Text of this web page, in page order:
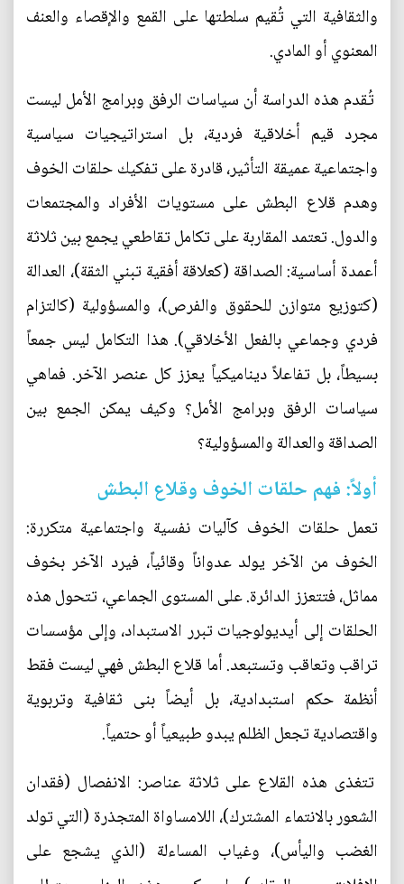
والثقافية التي تُقيم سلطتها على القمع والإقصاء والعنف
المعنوي أو المادي.
تُقدم هذه الدراسة أن سياسات الرفق وبرامج الأمل ليست
مجرد قيم أخلاقية فردية، بل استراتيجيات سياسية
واجتماعية عميقة التأثير، قادرة على تفكيك حلقات الخوف
وهدم قلاع البطش على مستويات الأفراد والمجتمعات
والدول. تعتمد المقاربة على تكامل تقاطعي يجمع بين ثلاثة
أعمدة أساسية: الصداقة (كعلاقة أفقية تبني الثقة)، العدالة
(كتوزيع متوازن للحقوق والفرص)، والمسؤولية (كالتزام
فردي وجماعي بالفعل الأخلاقي). هذا التكامل ليس جمعاً
بسيطاً، بل تفاعلاً ديناميكياً يعزز كل عنصر الآخر. فماهي
سياسات الرفق وبرامج الأمل؟ وكيف يمكن الجمع بين
الصداقة والعدالة والمسؤولية؟
أولاً: فهم حلقات الخوف وقلاع البطش
تعمل حلقات الخوف كآليات نفسية واجتماعية متكررة:
الخوف من الآخر يولد عدواناً وقائياً، فيرد الآخر بخوف
مماثل، فتتعزز الدائرة. على المستوى الجماعي، تتحول هذه
الحلقات إلى أيديولوجيات تبرر الاستبداد، وإلى مؤسسات
تراقب وتعاقب وتستبعد. أما قلاع البطش فهي ليست فقط
أنظمة حكم استبدادية، بل أيضاً بنى ثقافية وتربوية
واقتصادية تجعل الظلم يبدو طبيعياً أو حتمياً.
تتغذى هذه القلاع على ثلاثة عناصر: الانفصال (فقدان
الشعور بالانتماء المشترك)، اللامساواة المتجذرة (التي تولد
الغضب واليأس)، وغياب المساءلة (الذي يشجع على